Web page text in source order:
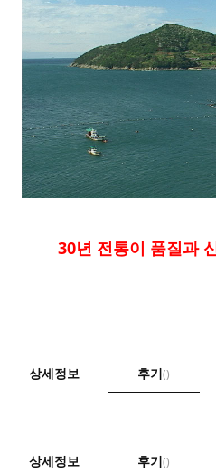
30년 전통이 품질과
상세정보 후기()
상세정보 후기()